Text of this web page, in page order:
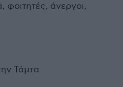
φοιτητές, άνεργοι,
Τάμτα